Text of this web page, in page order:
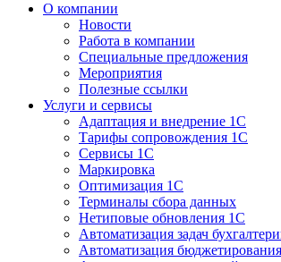
О компании
Новости
Работа в компании
Специальные предложения
Мероприятия
Полезные ссылки
Услуги и сервисы
Адаптация и внедрение 1С
Тарифы сопровождения 1С
Сервисы 1С
Маркировка
Оптимизация 1С
Терминалы сбора данных
Нетиповые обновления 1С
Автоматизация задач
Автоматизация бюджетирования